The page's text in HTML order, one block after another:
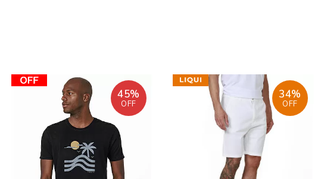
45%
OFF
34%
OFF